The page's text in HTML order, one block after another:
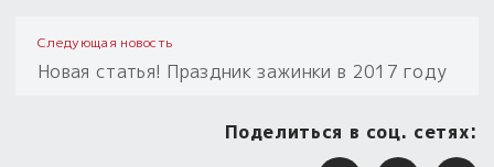
Следующая новость
Новая статья! Праздник зажинки в 2017 году
Поделиться в соц. сетях: